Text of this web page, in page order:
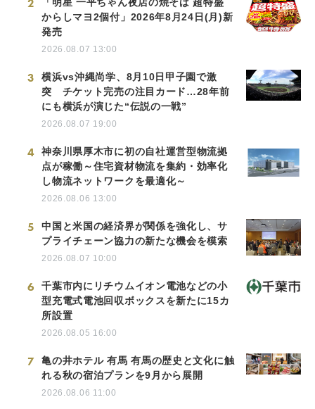
2
からしマヨ2個付」2026年8月24日(月)新
発売
2026.08.07 13:00
3
横浜vs沖縄尚学、8月10日甲子園で激
突 チケット完売の注目カード…28年前
にも横浜が演じた“伝説の一戦”
2026.08.07 19:00
4
神奈川県厚木市に初の自社運営型物流拠
点が稼働～住宅資材物流を集約・効率化
し物流ネットワークを最適化～
2026.08.06 13:00
5
中国と米国の経済界が関係を強化し、サ
プライチェーン協力の新たな機会を模索
2026.08.07 10:00
6
千葉市内にリチウムイオン電池などの小
型充電式電池回収ボックスを新たに15カ
所設置
2026.08.05 16:00
7
亀の井ホテル 有馬 有馬の歴史と文化に触
れる秋の宿泊プランを9月から展開
2026.08.06 11:00